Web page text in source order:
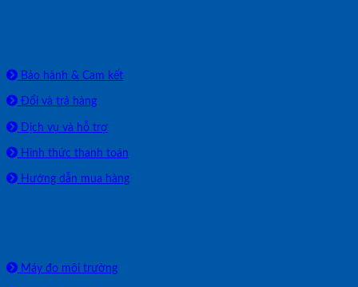
Bảo hành & Cam kết
Đổi và trả hàng
Dịch vụ và hỗ trợ
Hình thức thanh toán
Hướng dẫn mua hàng
Máy đo môi trường